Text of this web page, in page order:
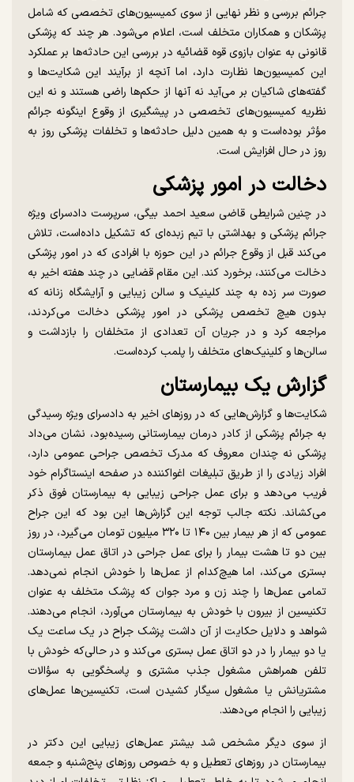
جرائم بررسی و نظر نهایی از سوی کمیسیون‌های تخصصی که شامل
پزشکان و همکاران متخلف است، اعلام می‌شود. هر چند که پزشکی
قانونی به عنوان بازوی قوه قضائیه در بررسی این حادثه‌ها بر عملکرد
این کمیسیون‌ها نظارت دارد، اما آنچه از برآیند این شکایت‌ها و
گفته‌های شاکیان بر می‌آید نه آنها از حکم‌ها راضی هستند و نه این
نظریه کمیسیون‌های تخصصی در پیشگیری از وقوع اینگونه جرائم
مؤثر بوده‌است و به همین دلیل حادثه‌ها و تخلفات پزشکی روز به
روز در حال افزایش است.
دخالت در امور پزشکی
در چنین شرایطی قاضی سعید احمد بیگی، سرپرست دادسرای ویژه
جرائم پزشکی و بهداشتی با تیم زبده‌ای که تشکیل داده‌است، تلاش
می‌کند قبل از وقوع جرائم در این حوزه با افرادی که در امور پزشکی
دخالت می‌کنند، برخورد کند. این مقام قضایی در چند هفته اخیر به
صورت سر زده به چند کلینیک و سالن زیبایی و آرایشگاه زنانه که
بدون هیچ تخصص پزشکی در امور پزشکی دخالت می‌کردند،
مراجعه کرد و در جریان آن تعدادی از متخلفان را بازداشت و
سالن‌ها و کلینیک‌های متخلف را پلمب کرده‌است.
گزارش یک بیمارستان
شکایت‌ها و گزارش‌هایی که در روز‌های اخیر به دادسرای ویژه رسیدگی
به جرائم پزشکی از کادر درمان بیمارستانی رسیده‌بود، نشان می‌داد
پزشکی نه چندان معروف که مدرک تخصص جراحی عمومی دارد،
افراد زیادی را از طریق تبلیغات اغواکننده در صفحه اینستاگرام خود
فریب می‌دهد و برای عمل جراحی زیبایی به بیمارستان فوق ذکر
می‌کشاند. نکته جالب توجه این گزارش‌ها این بود که این جراح
عمومی که از هر بیمار بین ۱۴۰ تا ۳۲۰ میلیون تومان می‌گیرد، در روز
بین دو تا هشت بیمار را برای عمل جراحی در اتاق عمل بیمارستان
بستری می‌کند، اما هیچ‌کدام از عمل‌ها را خودش انجام نمی‌دهد.
تمامی عمل‌ها را چند زن و مرد جوان که پزشک متخلف به عنوان
تکنیسین از بیرون با خودش به بیمارستان می‌آورد، انجام می‌دهند.
شواهد و دلایل حکایت از آن داشت پزشک جراح در یک ساعت یک
یا دو بیمار را در دو اتاق عمل بستری می‌کند و در حالی‌که خودش با
تلفن همراهش مشغول جذب مشتری و پاسخگویی به سؤالات
مشتریانش یا مشغول سیگار کشیدن است، تکنیسین‌ها عمل‌های
زیبایی را انجام می‌دهند.
از سوی دیگر مشخص شد بیشتر عمل‌های زیبایی این دکتر در
بیمارستان در روز‌های تعطیل و به خصوص روز‌های پنج‌شنبه و جمعه